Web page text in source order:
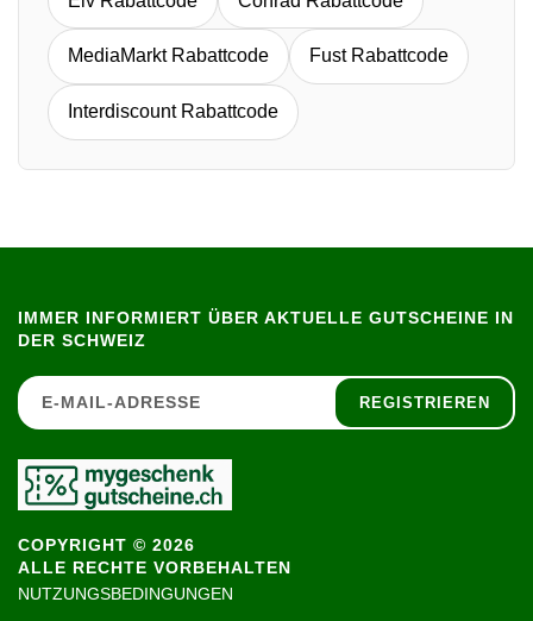
MediaMarkt Rabattcode Fust Rabattcode
Interdiscount Rabattcode
COPYRIGHT © 2026
ALLE RECHTE VORBEHALTEN
NUTZUNGSBEDINGUNGEN
IMMER INFORMIERT ÜBER AKTUELLE GUTSCHEINE IN
DER SCHWEIZ
REGISTRIEREN